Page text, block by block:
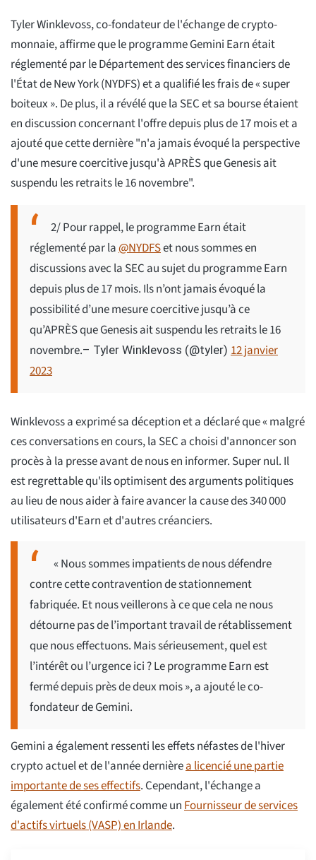
Tyler Winklevoss, co-fondateur de l'échange de crypto-
monnaie, affirme que le programme Gemini Earn était
réglementé par le Département des services financiers de
l'État de New York (NYDFS) et a qualifié les frais de « super
boiteux ». De plus, il a révélé que la SEC et sa bourse étaient
en discussion concernant l'offre depuis plus de 17 mois et a
ajouté que cette dernière "n'a jamais évoqué la perspective
d'une mesure coercitive jusqu'à APRÈS que Genesis ait
suspendu les retraits le 16 novembre".
2/ Pour rappel, le programme Earn était
réglementé par la@NYDFSet nous sommes en
discussions avec la SEC au sujet du programme Earn
depuis plus de 17 mois. Ils n’ont jamais évoqué la
possibilité d’une mesure coercitive jusqu’à ce
qu’APRÈS que Genesis ait suspendu les retraits le 16
novembre.– Tyler Winklevoss (@tyler) 12 janvier
2023
Winklevoss a exprimé sa déception et a déclaré que « malgré
ces conversations en cours, la SEC a choisi d'annoncer son
procès à la presse avant de nous en informer. Super nul. Il
est regrettable qu'ils optimisent des arguments politiques
au lieu de nous aider à faire avancer la cause des 340 000
utilisateurs d'Earn et d'autres créanciers.
« Nous sommes impatients de nous défendre
contre cette contravention de stationnement
fabriquée. Et nous veillerons à ce que cela ne nous
détourne pas de l’important travail de rétablissement
que nous effectuons. Mais sérieusement, quel est
l’intérêt ou l’urgence ici ? Le programme Earn est
fermé depuis près de deux mois », a ajouté le co-
fondateur de Gemini.
Gemini a également ressenti les effets néfastes de l'hiver
crypto actuel et de l'année dernièrea licencié une partie
importante de ses effectifs. Cependant, l'échange a
également été confirmé comme unFournisseur de services
d'actifs virtuels (VASP) en Irlande.